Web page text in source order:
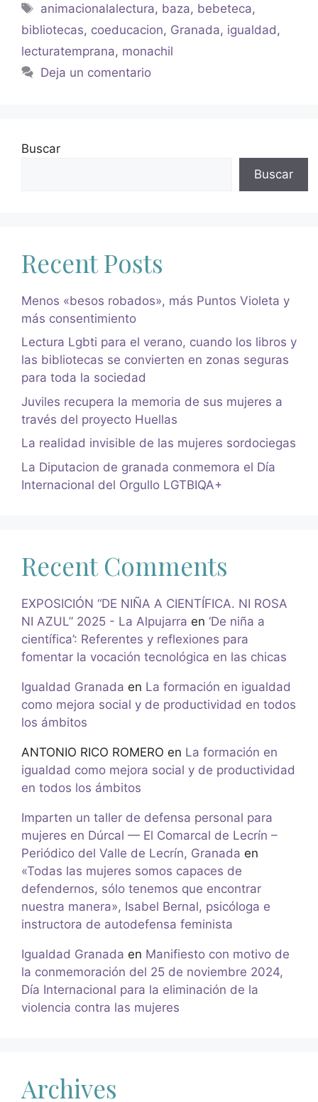
animacionalalectura, baza, bebeteca,
bibliotecas, coeducacion, Granada, igualdad ,
lecturatemprana, monachil
Deja un comentario
Buscar
Buscar
Recent Posts
Menos «besos robados», más Puntos Violeta y
más consentimiento
Lectura Lgbti para el verano, cuando los libros y
las bibliotecas se convierten en zonas seguras
para toda la sociedad
Juviles recupera la memoria de sus mujeres a
través del proyecto Huellas
La realidad invisible de las mujeres sordociegas
La Diputacion de granada conmemora el Día
Internacional del Orgullo LGTBIQA+
Recent Comments
EXPOSICIÓN “DE NIÑA A CIENTÍFICA. NI ROSA
NI AZUL” 2025 - La Alpujarra en ‘De niña a
científica’: Referentes y reflexiones para
fomentar la vocación tecnológica en las chicas
Igualdad Granada en La formación en igualdad
como mejora social y de productividad en todos
los ámbitos
ANTONIO RICO ROMERO en La formación en
igualdad como mejora social y de productividad
en todos los ámbitos
Imparten un taller de defensa personal para
mujeres en Dúrcal — El Comarcal de Lecrín –
Periódico del Valle de Lecrín, Granada en
«Todas las mujeres somos capaces de
defendernos, sólo tenemos que encontrar
nuestra manera», Isabel Bernal, psicóloga e
instructora de autodefensa feminista
Igualdad Granada en Manifiesto con motivo de
la conmemoración del 25 de noviembre 2024,
Día Internacional para la eliminación de la
violencia contra las mujeres
Archives